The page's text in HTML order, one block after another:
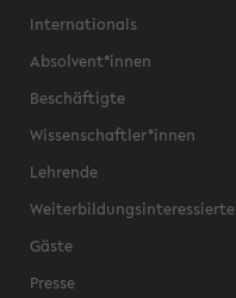
Internationals
Absolvent*innen
Beschäftigte
Wissenschaftler*innen
Lehrende
Weiterbildungsinteressierte
Gäste
Presse